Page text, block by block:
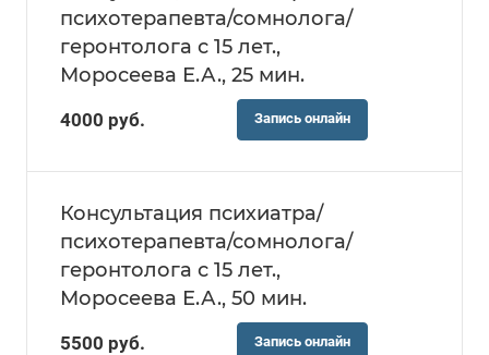
психотерапевта/сомнолога/
геронтолога с 15 лет.,
Моросеева Е.А., 25 мин.
4000 руб. Запись онлайн
Консультация психиатра/
психотерапевта/сомнолога/
геронтолога с 15 лет.,
Моросеева Е.А., 50 мин.
5500 руб. Запись онлайн